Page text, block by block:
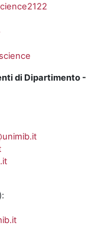
di Dipartimento -